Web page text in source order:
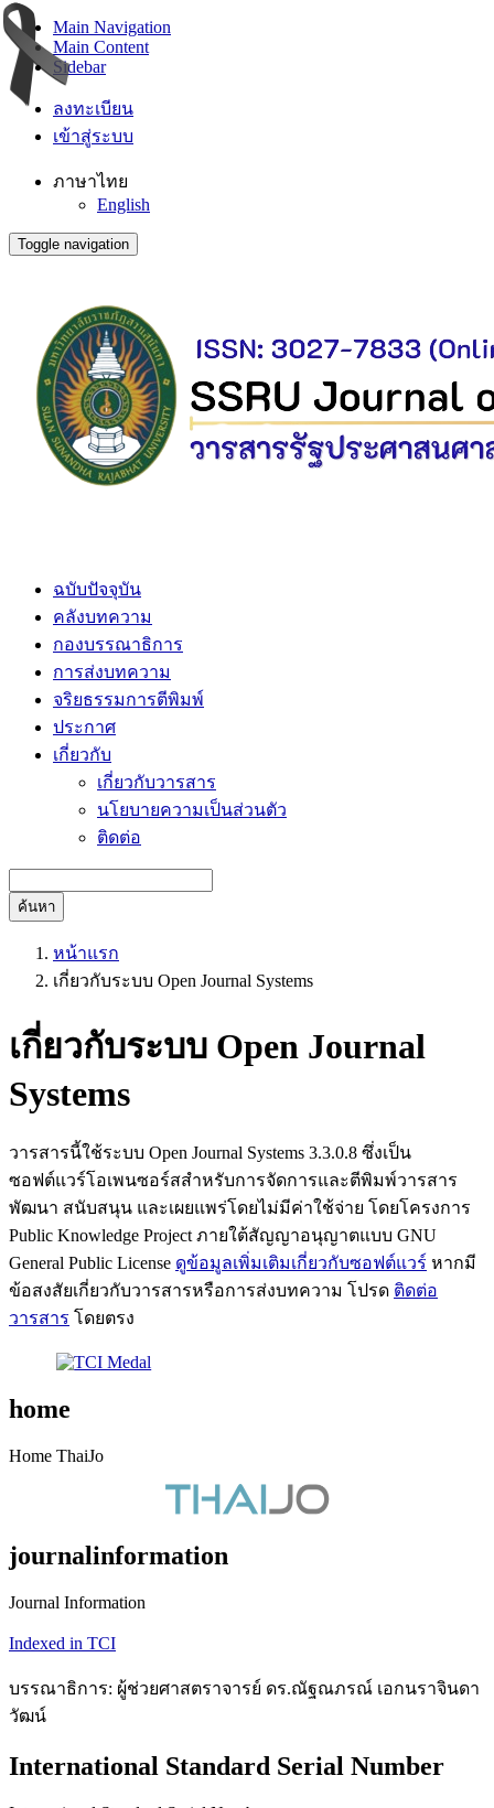
Main Navigation
Main Content
Sidebar
ลงทะเบียน
เข้าสู่ระบบ
ภาษาไทย
English
Toggle navigation
ฉบับปัจจุบัน
คลังบทความ
กองบรรณาธิการ
การส่งบทความ
จริยธรรมการตีพิมพ์
ประกาศ
เกี่ยวกับ
เกี่ยวกับวารสาร
นโยบายความเป็นส่วนตัว
ติดต่อ
ค้นหา
หน้าแรก
เกี่ยวกับระบบ Open Journal Systems
เกี่ยวกับระบบ Open Journal
Systems
วารสารนี้ใช้ระบบ Open Journal Systems 3.3.0.8 ซึ่งเป็น
ซอฟต์แวร์โอเพนซอร์สสำหรับการจัดการและตีพิมพ์วารสาร
พัฒนา สนับสนุน และเผยแพร่โดยไม่มีค่าใช้จ่าย โดยโครงการ
Public Knowledge Project ภายใต้สัญญาอนุญาตแบบ GNU
General Public License ดูข้อมูลเพิ่มเติมเกี่ยวกับซอฟต์แวร์ หากมี
ข้อสงสัยเกี่ยวกับวารสารหรือการส่งบทความ โปรด ติดต่อ
วารสาร โดยตรง
home
Home ThaiJo
journalinformation
Journal Information
Indexed in TCI
บรรณาธิการ: ผู้ช่วยศาสตราจารย์ ดร.ณัฐณภรณ์ เอกนราจินดา
วัฒน์
International Standard Serial Number